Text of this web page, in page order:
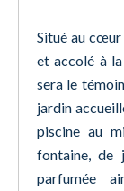
Situé au cœur
et accolé à
sera le
jardin
piscine au
fontaine, de
parfumée